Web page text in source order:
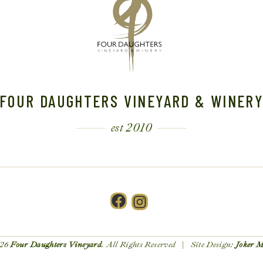
FOUR DAUGHTERS VINEYARD & WINERY
est 2010
Four Daughters Vineyard. All Rights Reserved | Site Design: Joker